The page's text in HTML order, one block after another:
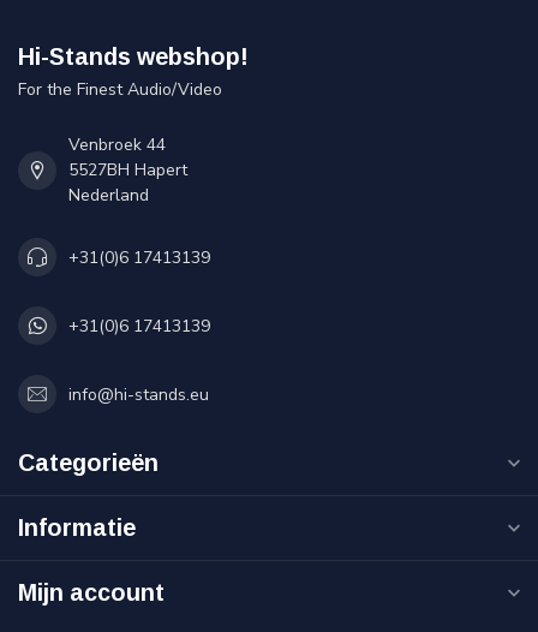
Hi-Stands webshop!
For the Finest Audio/Video
Venbroek 44
5527BH Hapert
Nederland
+31(0)6 17413139
+31(0)6 17413139
info@hi-stands.eu
Categorieën
Informatie
Mijn account